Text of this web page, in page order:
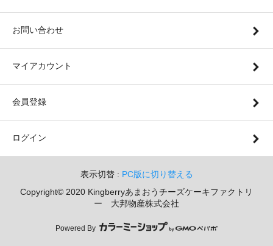
お問い合わせ
マイアカウント
会員登録
ログイン
表示切替 : PC版に切り替える
Copyright© 2020 Kingberryあまおうチーズケーキファクトリ
ー 大邦物産株式会社
Powered By